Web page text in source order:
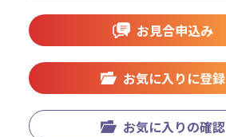
お見合申込み
お気に入りに登録
お気に入りの確認